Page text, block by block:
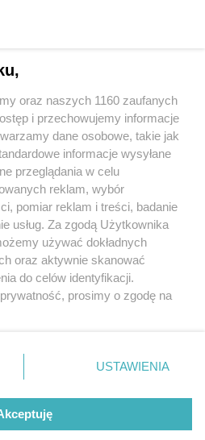
o.o. Internetowy Serwis Informacyjny Miasta
PRYWATNOŚCI HOSTING
RSS FACEBOOK KONTAKT
serwisy
Muzyka i kultura
Archiwum wydarzeń
Zdjęcia miasta
oraz naszych 1160 zaufanych
i przechowujemy informacje
dane osobowe, takie jak
informacje wysyłane
przeglądania w celu
reklam, wybór
pomiar reklam i treści, badanie
usług. Za zgodą Użytkownika
używać dokładnych
oraz aktywnie skanować
do celów identyfikacji.
prosimy o zgodę na
rogu strony
. Niektóre
będą miały zastosowania tylko
USTAWIENIA